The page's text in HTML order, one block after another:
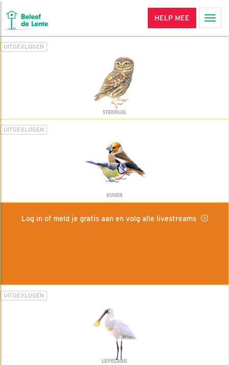
HELP MEE
UITGEVLOGEN
STEENUIL
UITGEVLOGEN
VIJVER
Log in of meld je gratis aan en volg alle livestreams
UITGEVLOGEN
LEPELAAR